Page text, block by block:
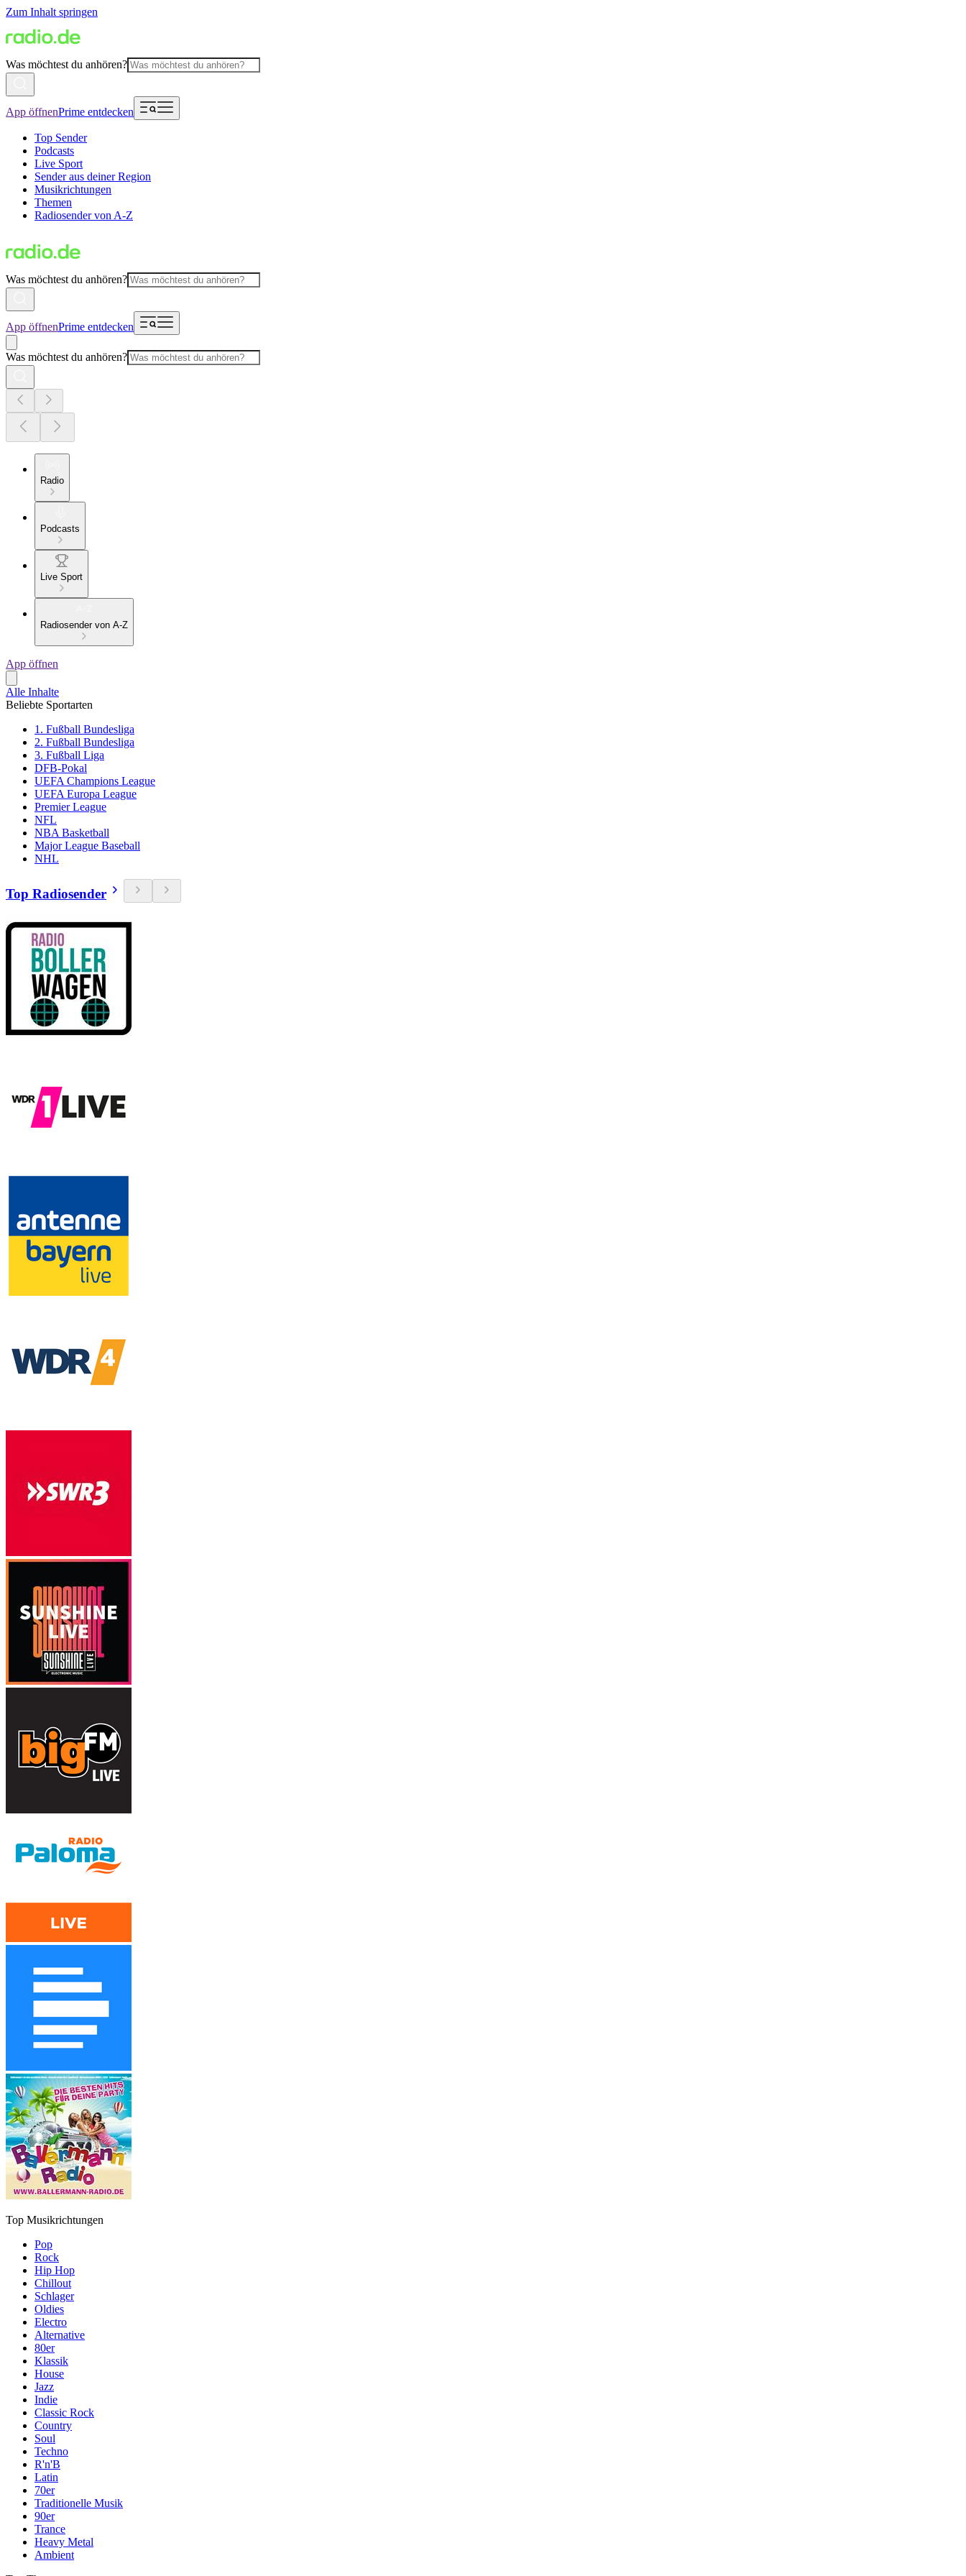
Zum Inhalt springen
Was möchtest du anhören?
App öffnenPrime entdecken
Top Sender
Podcasts
Live Sport
Sender aus deiner Region
Musikrichtungen
Themen
Radiosender von A-Z
Was möchtest du anhören?
App öffnenPrime entdecken
Was möchtest du anhören?
Radio
Podcasts
Live Sport
Radiosender von A-Z
App öffnen
Alle Inhalte
Beliebte Sportarten
1. Fußball Bundesliga
2. Fußball Bundesliga
3. Fußball Liga
DFB-Pokal
UEFA Champions League
UEFA Europa League
Premier League
NFL
NBA Basketball
Major League Baseball
NHL
Top Radiosender
Top Musikrichtungen
Pop
Rock
Hip Hop
Chillout
Schlager
Oldies
Electro
Alternative
80er
Klassik
House
Jazz
Indie
Classic Rock
Country
Soul
Techno
R'n'B
Latin
70er
Traditionelle Musik
90er
Trance
Heavy Metal
Ambient